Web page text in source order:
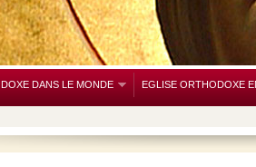
DANS LE MONDE EGLISE ORTHODOXE